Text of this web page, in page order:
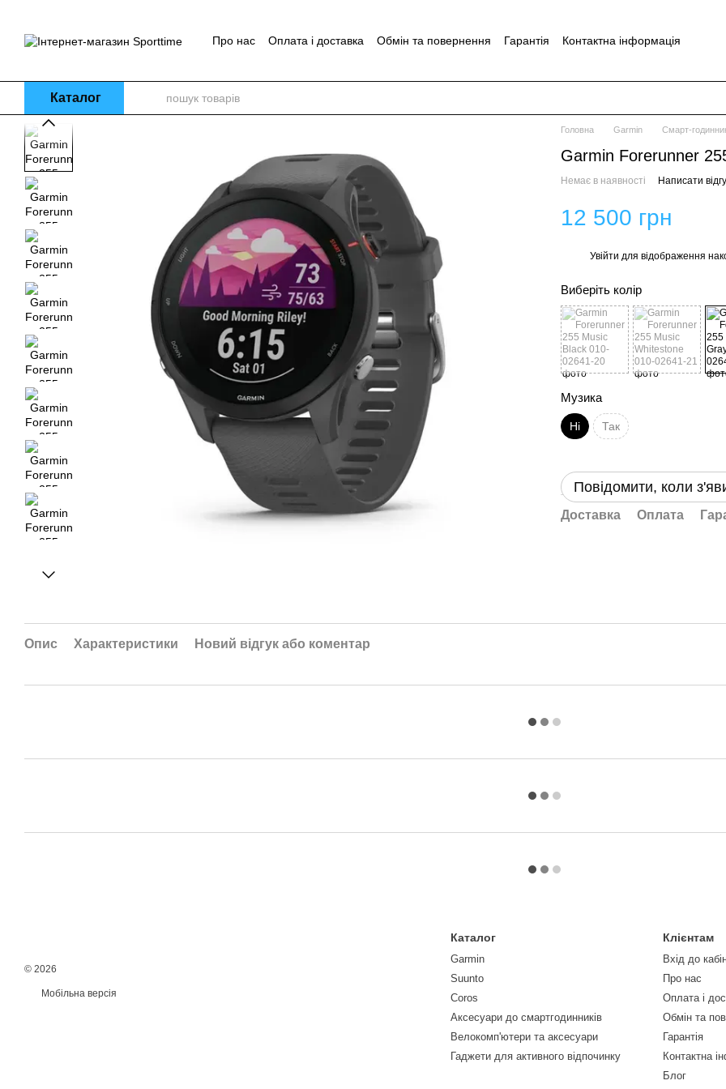
Про нас Оплата і доставка Обмін та повернення Гарантія
Контактна інформація
Каталог
Головна Garmin Смарт-
Garmin Forerunner
Немає в наявності Написати
12 500 грн
Увійти для відображення
Виберіть колір
Музика
Ні Так
Повідомити, коли
Доставка Оплата
Опис Характеристики Новий відгук або коментар
© 2026
Мобільна версія
Каталог
Garmin
Suunto
Coros
Аксесуари до смартгодинників
Велокомп'ютери та аксесуари
Гаджети для активного відпочинку
Клієнтам
Вхід до
Про нас
Оплата і
Обмін та
Гарантія
Контактна
Блог